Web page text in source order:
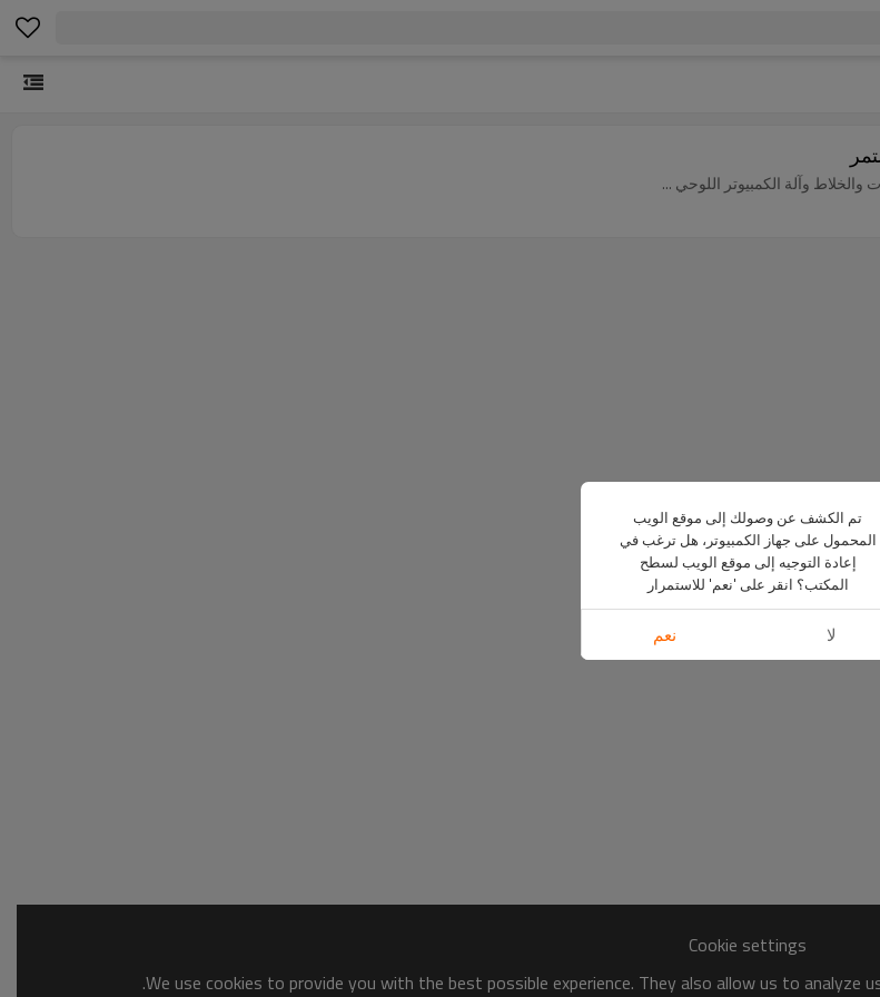
والخلاط وآلة الكمبيوتر اللوحي ...
Cookie settings
We use cookies to provide you with the best possible experience. They also allow us to
تم الكشف عن وصولك إلى موقع الويب
المحمول على جهاز الكمبيوتر، هل ترغب في
إعادة التوجيه إلى موقع الويب لسطح
المكتب؟ انقر على 'نعم' للاستمرار
لا نعم